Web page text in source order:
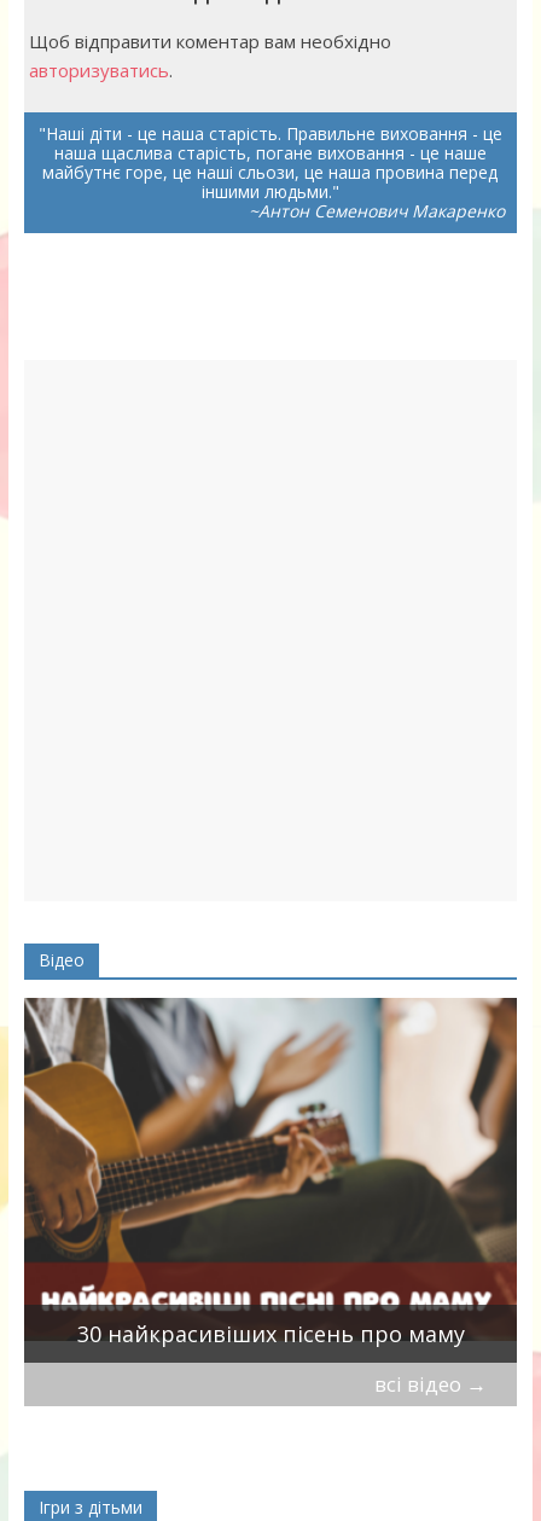
Щоб відправити коментар вам необхідно
авторизуватись.
Наші діти - це наша старість. Правильне виховання - це
наша щаслива старість, погане виховання - це наше
майбутнє горе, це наші сльози, це наша провина перед
іншими людьми.
~Антон Семенович Макаренко
Відео
30 найкрасивіших пісень про маму
всі відео →
Ігри з дітьми